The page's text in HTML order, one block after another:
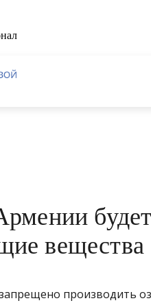
вещества
производить